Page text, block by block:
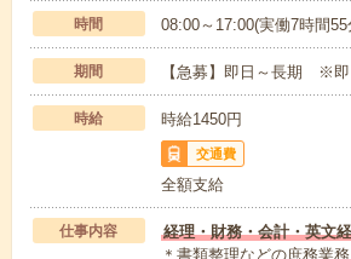
時間 08:00～17:00(実働7時間
期間 【急募】即日～長期 ※即
時給 時給1450円
交通費
全額支給
仕事内容
経理・財務・会計・英文
＊書類整理などの庶務業